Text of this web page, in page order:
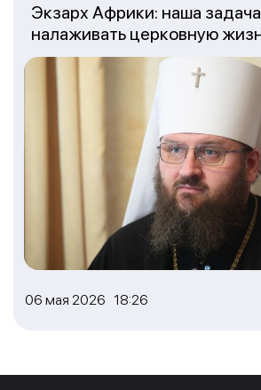
06 мая 2026 18:26
Экзарх Африки: наша
налаживать церковную